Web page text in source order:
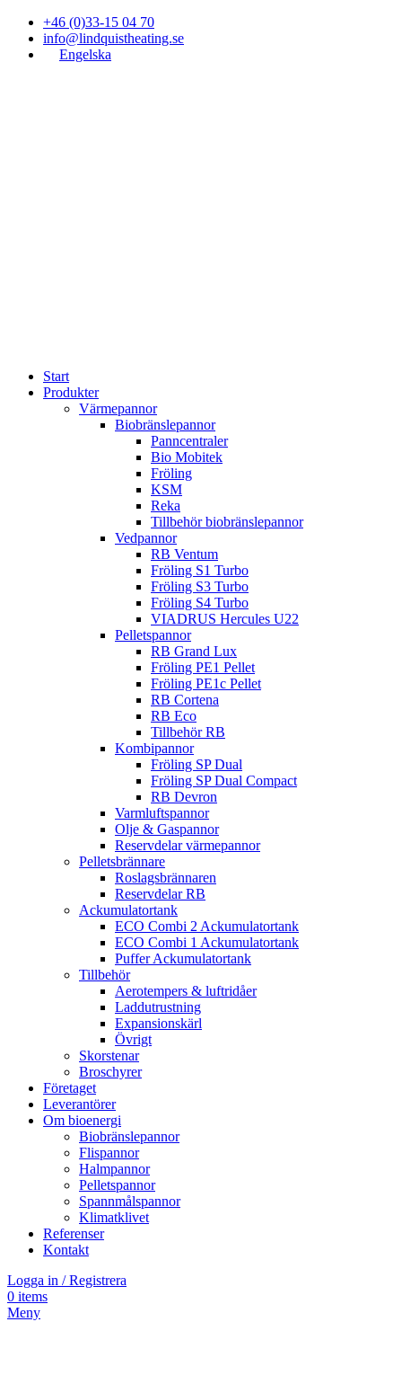
+46 (0)33-15 04 70
info@lindquistheating.se
Engelska
Start
Produkter
Värmepannor
Biobränslepannor
Panncentraler
Bio Mobitek
Fröling
KSM
Reka
Tillbehör biobränslepannor
Vedpannor
RB Ventum
Fröling S1 Turbo
Fröling S3 Turbo
Fröling S4 Turbo
VIADRUS Hercules U22
Pelletspannor
RB Grand Lux
Fröling PE1 Pellet
Fröling PE1c Pellet
RB Cortena
RB Eco
Tillbehör RB
Kombipannor
Fröling SP Dual
Fröling SP Dual Compact
RB Devron
Varmluftspannor
Olje & Gaspannor
Reservdelar värmepannor
Pelletsbrännare
Roslagsbrännaren
Reservdelar RB
Ackumulatortank
ECO Combi 2 Ackumulatortank
ECO Combi 1 Ackumulatortank
Puffer Ackumulatortank
Tillbehör
Aerotempers & luftridåer
Laddutrustning
Expansionskärl
Övrigt
Skorstenar
Broschyrer
Företaget
Leverantörer
Om bioenergi
Biobränslepannor
Flispannor
Halmpannor
Pelletspannor
Spannmålspannor
Klimatklivet
Referenser
Kontakt
Logga in / Registrera
0 items
Meny